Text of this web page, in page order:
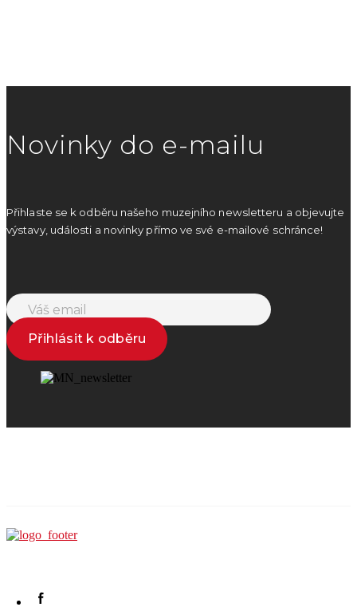
Novinky do e-mailu
Přihlaste se k odběru našeho muzejního newsletteru a objevujte
výstavy, události a novinky přímo ve své e-mailové schránce!
Přihlásit k odběru